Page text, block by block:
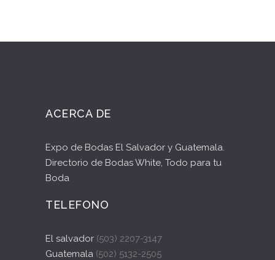
ACERCA DE
Expo de Bodas El Salvador y Guatemala.
Directorio de Bodas White, Todo para tu
Boda
TELEFONO
El salvador (503) 2207-3147
Guatemala (502) 5132-2505